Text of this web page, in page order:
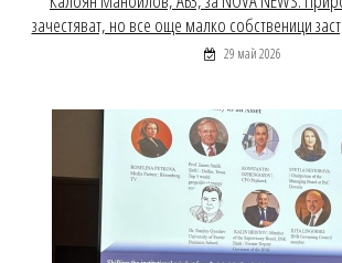
зачестяват, но все още малко собственици
29 май 2026